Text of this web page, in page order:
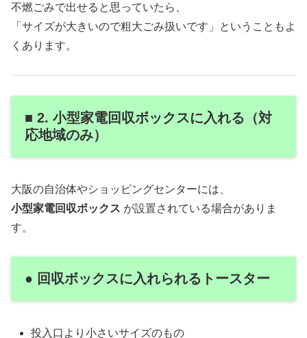
不燃ごみで出せると思っていたら、
「サイズが大きいので粗大ごみ扱いです」ということもよ
くあります。
■ 2. 小型家電回収ボックスに入れる（対
応地域のみ）
大阪の自治体やショッピングセンターには、
小型家電回収ボックス が設置されている場合がありま
す。
● 回収ボックスに入れられるトースター
投入口より小さいサイズのもの